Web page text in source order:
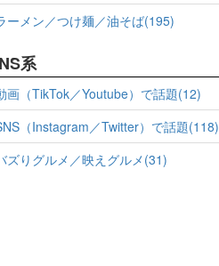
ーメン／つけ麺／油そば(195)
系
画（TikTok／Youtube）で話題(12)
（Instagram／Twitter）で話題(118)
ズりグルメ／映えグルメ(31)